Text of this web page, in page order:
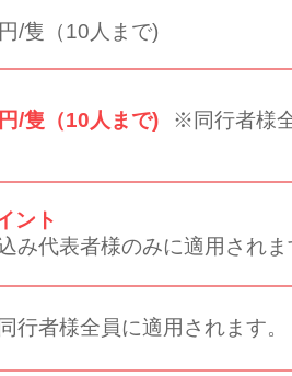
/隻（10人まで)
/隻（10人まで) ※同行者様
ント
み代表者様のみに適用されま
行者様全員に適用されます。